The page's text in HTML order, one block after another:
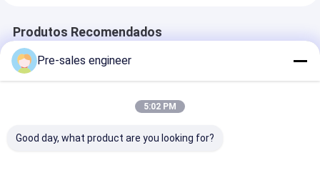
Produtos Recomendados
Pre-sales engineer
5:02 PM
Good day, what product are you looking for?